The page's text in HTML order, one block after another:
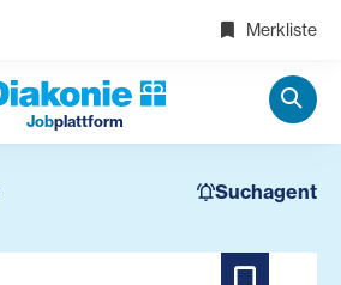
Merkliste
Jobplattform
Suchagent